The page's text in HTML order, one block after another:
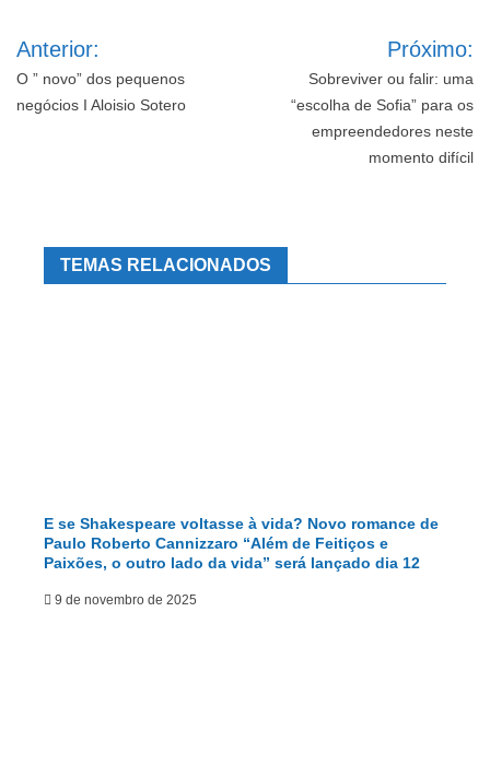
de
Post
Anterior:
O ” novo” dos pequenos
negócios I Aloisio Sotero
Próximo:
Sobreviver ou falir: uma
“escolha de Sofia” para os
empreendedores neste
momento difícil
TEMAS RELACIONADOS
E se Shakespeare voltasse à vida? Novo romance de
Paulo Roberto Cannizzaro “Além de Feitiços e
Paixões, o outro lado da vida” será lançado dia 12
9 de novembro de 2025